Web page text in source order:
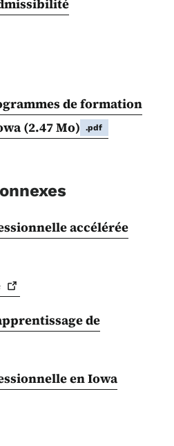
de formation
(2.47 Mo) .pdf
accélérée
de
en Iowa